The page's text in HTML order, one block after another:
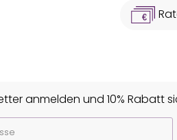
anmelden und 10% Rabatt